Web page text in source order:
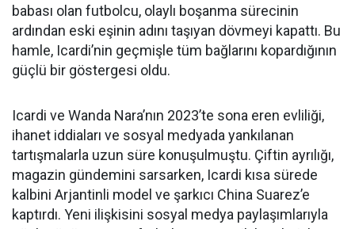
babası olan futbolcu, olaylı boşanma sürecinin
ardından eski eşinin adını taşıyan dövmeyi kapattı. Bu
hamle, Icardi’nin geçmişle tüm bağlarını kopardığının
güçlü bir göstergesi oldu.
Icardi ve Wanda Nara’nın 2023’te sona eren evliliği,
ihanet iddiaları ve sosyal medyada yankılanan
tartışmalarla uzun süre konuşulmuştu. Çiftin ayrılığı,
magazin gündemini sarsarken, Icardi kısa sürede
kalbini Arjantinli model ve şarkıcı China Suarez’e
kaptırdı. Yeni ilişkisini sosyal medya paylaşımlarıyla